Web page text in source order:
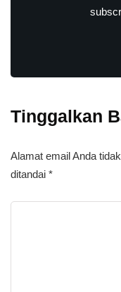
Tinggalkan
Alamat email Anda
ditandai *